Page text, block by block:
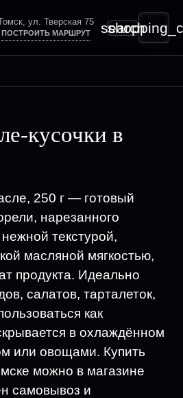
ул. Тверская 75
ПОСТРОИТЬ МАРШРУТ search
кусочки в
250 г — готовый
нарезанного
текстурой,
масляной мягкостью,
продукта. Идеально
салатов, тарталеток,
как
в охлаждённом
или овощами. Купить
можно в магазине
самовывоз и